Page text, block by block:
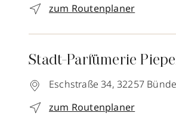
zum Routenplaner
Stadt-Parfümerie
Eschstraße 34, 32257 Bünde
zum Routenplaner